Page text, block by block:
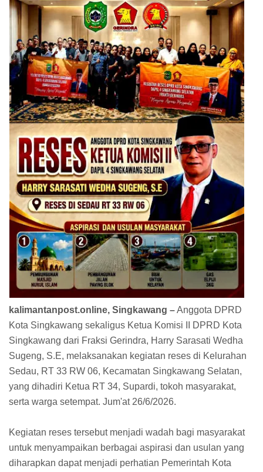
kalimantanpost.online, Singkawang –Anggota DPRD
Kota Singkawang sekaligus Ketua Komisi II DPRD Kota
Singkawang dari Fraksi Gerindra, Harry Sarasati Wedha
Sugeng, S.E, melaksanakan kegiatan reses di Kelurahan
Sedau, RT 33 RW 06, Kecamatan Singkawang Selatan,
yang dihadiri Ketua RT 34, Supardi, tokoh masyarakat,
serta warga setempat. Jum'at 26/6/2026.
Kegiatan reses tersebut menjadi wadah bagi masyarakat
untuk menyampaikan berbagai aspirasi dan usulan yang
diharapkan dapat menjadi perhatian Pemerintah Kota